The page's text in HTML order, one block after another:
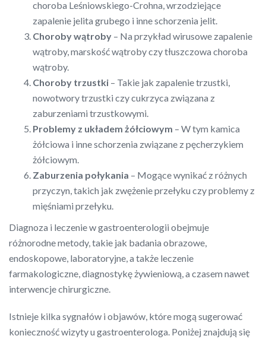
choroba Leśniowskiego-Crohna, wrzodziejące
zapalenie jelita grubego i inne schorzenia jelit.
Choroby wątroby – Na przykład wirusowe zapalenie
wątroby, marskość wątroby czy tłuszczowa choroba
wątroby.
Choroby trzustki – Takie jak zapalenie trzustki,
nowotwory trzustki czy cukrzyca związana z
zaburzeniami trzustkowymi.
Problemy z układem żółciowym – W tym kamica
żółciowa i inne schorzenia związane z pęcherzykiem
żółciowym.
Zaburzenia połykania – Mogące wynikać z różnych
przyczyn, takich jak zwężenie przełyku czy problemy z
mięśniami przełyku.
Diagnoza i leczenie w gastroenterologii obejmuje
różnorodne metody, takie jak badania obrazowe,
endoskopowe, laboratoryjne, a także leczenie
farmakologiczne, diagnostykę żywieniową, a czasem nawet
interwencje chirurgiczne.
Istnieje kilka sygnałów i objawów, które mogą sugerować
konieczność wizyty u gastroenterologa. Poniżej znajdują się